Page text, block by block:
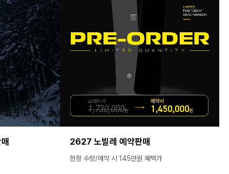
2627 노빌레 예약판매
한정 수량/예약 시 145만원 혜택가